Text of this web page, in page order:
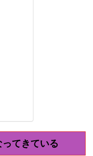
てきている